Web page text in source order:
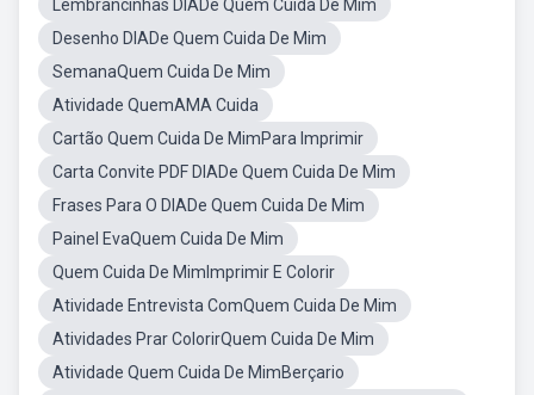
Lembrancinhas DIADe Quem Cuida De Mim
Desenho DIADe Quem Cuida De Mim
SemanaQuem Cuida De Mim
Atividade QuemAMA Cuida
Cartão Quem Cuida De MimPara Imprimir
Carta Convite PDF DIADe Quem Cuida De Mim
Frases Para O DIADe Quem Cuida De Mim
Painel EvaQuem Cuida De Mim
Quem Cuida De MimImprimir E Colorir
Atividade Entrevista ComQuem Cuida De Mim
Atividades Prar ColorirQuem Cuida De Mim
Atividade Quem Cuida De MimBerçario